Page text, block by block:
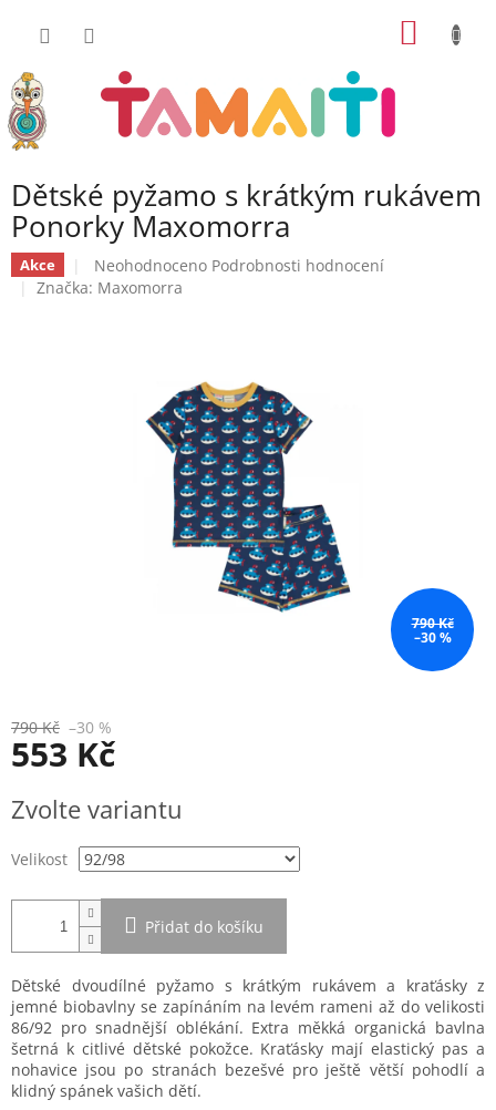
Dětské pyžamo s krátkým rukávem
Ponorky Maxomorra
Akce
Průměrné
hodnocení
hvězdiček.
Neohodnoceno Podrobnosti hodnocení
Značka: Maxomorra
790 Kč
–30 %
790 Kč –30 %
553 Kč
cena:
Zvolte variantu
Velikost
Přidat do košíku
Dětské dvoudílné pyžamo s krátkým rukávem a kraťásky z
jemné biobavlny se zapínáním na levém rameni až do velikosti
86/92 pro snadnější oblékání. Extra měkká organická bavlna
šetrná k citlivé dětské pokožce. Kraťásky mají elastický pas a
nohavice jsou po stranách bezešvé pro ještě větší pohodlí a
klidný spánek vašich dětí.